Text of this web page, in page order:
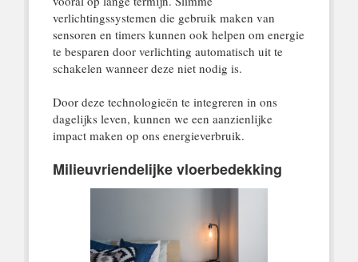
verlichtingssystemen die gebruik maken van
sensoren en timers kunnen ook helpen om energie
te besparen door verlichting automatisch uit te
schakelen wanneer deze niet nodig is.
Door deze technologieën te integreren in ons
dagelijks leven, kunnen we een aanzienlijke
impact maken op ons energieverbruik.
Milieuvriendelijke vloerbedekking